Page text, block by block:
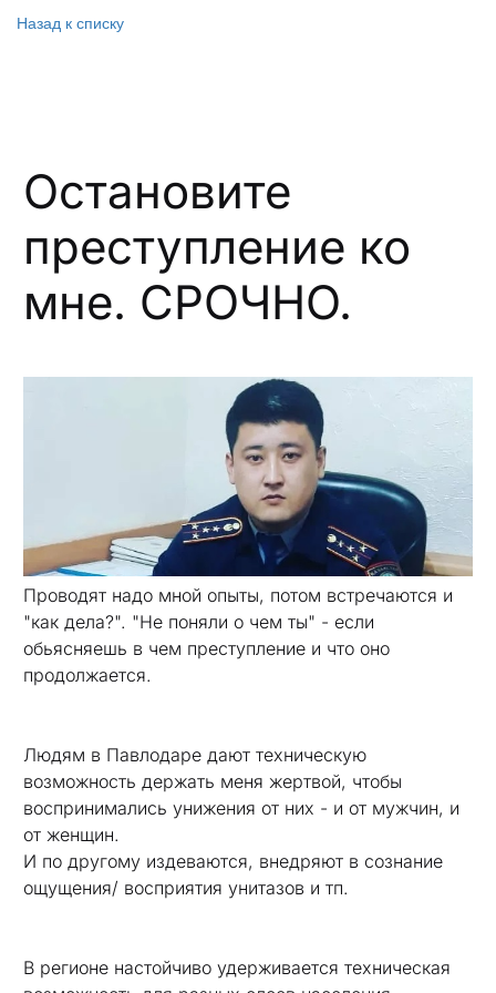
Назад к списку
Остановите
преступление ко
мне. СРОЧНО.
Проводят надо мной опыты, потом встречаются и
"как дела?". "Не поняли о чем ты" - если
обьясняешь в чем преступление и что оно
продолжается.
Людям в Павлодаре дают техническую
возможность держать меня жертвой, чтобы
воспринимались унижения от них - и от мужчин, и
от женщин.
И по другому издеваются, внедряют в сознание
ощущения/ восприятия унитазов и тп.
В регионе настойчиво удерживается техническая